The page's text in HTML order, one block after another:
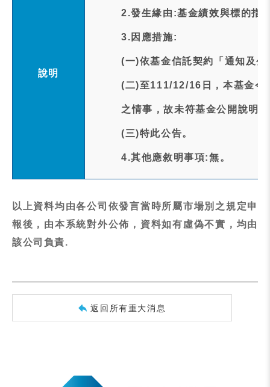
說明
2.發生緣由:基金績效與標的指
3.因應措施:
(一)依基金信託契約「通知及
(二)至111/12/16日，本基金今
之情事，故未符基金公開說明
(三)特此公告。
4.其他應敘明事項:無。
以上資料均由各公司依發言當時所屬市場別之規定申
報後，由本系統對外公佈，資料如有虛偽不實，均由
該公司負責.
返回所有重大消息